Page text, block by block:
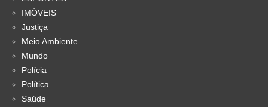
IMÓVEIS
Justiça
Meio Ambiente
Mundo
Polícia
Política
Saúde